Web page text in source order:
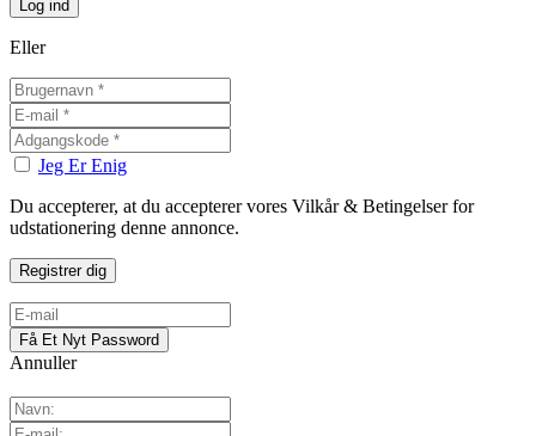
Eller
Jeg Er Enig
Du accepterer, at du accepterer vores Vilkår & Betingelser for
udstationering denne annonce.
Annuller